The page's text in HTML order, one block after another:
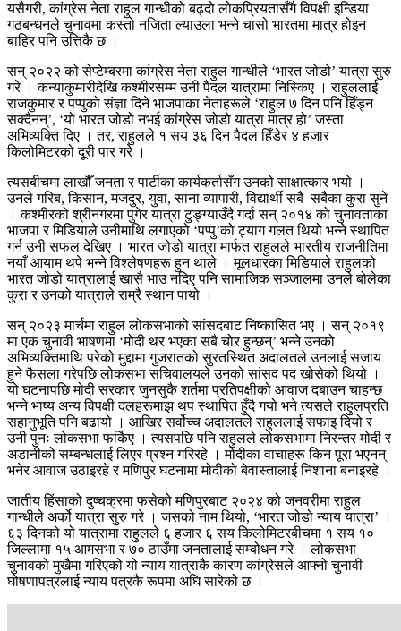
यसैगरी, कांग्रेस नेता राहुल गान्धीको बढ्दो लोकप्रियतासँगै विपक्षी इन्डिया
गठबन्धनले चुनावमा कस्तो नजिता ल्याउला भन्ने चासो भारतमा मात्र होइन
बाहिर पनि उत्तिकै छ ।
सन् २०२२ को सेप्टेम्बरमा कांग्रेस नेता राहुल गान्धीले ‘भारत जोडो’ यात्रा सुरु
गरे । कन्याकुमारीदेखि कश्मीरसम्म उनी पैदल यात्रामा निस्किए । राहुललाई
राजकुमार र पप्पुको संज्ञा दिने भाजपाका नेताहरूले ‘राहुल ७ दिन पनि हिँड्न
सक्दैनन्’, ‘यो भारत जोडो नभई कांग्रेस जोडो यात्रा मात्र हो’ जस्ता
अभिव्यक्ति दिए । तर, राहुलले १ सय ३६ दिन पैदल हिँडेर ४ हजार
किलोमिटरको दूरी पार गरे ।
त्यसबीचमा लाखौँ जनता र पार्टीका कार्यकर्तासँग उनको साक्षात्कार भयो ।
उनले गरिब, किसान, मजदुर, युवा, साना व्यापारी, विद्यार्थी सबै–सबैका कुरा सुने
। कश्मीरको श्रीनगरमा पुगेर यात्रा टुङ्ग्याउँदै गर्दा सन् २०१४ को चुनावताका
भाजपा र मिडियाले उनीमाथि लगाएको ‘पप्पु’को ट्याग गलत थियो भन्ने स्थापित
गर्न उनी सफल देखिए । भारत जोडो यात्रा मार्फत राहुलले भारतीय राजनीतिमा
नयाँ आयाम थपे भन्ने विश्लेषणहरू हुन थाले । मूलधारका मिडियाले राहुलको
भारत जोडो यात्रालाई खासै भाउ नदिए पनि सामाजिक सञ्जालमा उनले बोलेका
कुरा र उनको यात्राले राम्रै स्थान पायो ।
सन् २०२३ मार्चमा राहुल लोकसभाको सांसदबाट निष्कासित भए । सन् २०१९
मा एक चुनावी भाषणमा ‘मोदी थर भएका सबै चोर हुन्छन्’ भन्ने उनको
अभिव्यक्तिमाथि परेको मुद्दामा गुजरातको सुरतस्थित अदालतले उनलाई सजाय
हुने फैसला गरेपछि लोकसभा सचिवालयले उनको सांसद पद खोसेको थियो ।
यो घटनापछि मोदी सरकार जुनसुकै शर्तमा प्रतिपक्षीको आवाज दबाउन चाहन्छ
भन्ने भाष्य अन्य विपक्षी दलहरूमाझ थप स्थापित हुँदै गयो भने त्यसले राहुलप्रति
सहानुभूति पनि बढायो । आखिर सर्वोच्च अदालतले राहुललाई सफाइ दियो र
उनी पुनः लोकसभा फर्किए । त्यसपछि पनि राहुलले लोकसभामा निरन्तर मोदी र
अडानीको सम्बन्धलाई लिएर प्रश्न गरिरहे । मोदीका वाचाहरू किन पूरा भएनन्
भनेर आवाज उठाइरहे र मणिपुर घटनामा मोदीको बेवास्तालाई निशाना बनाइरहे ।
जातीय हिंसाको दुष्चक्रमा फसेको मणिपुरबाट २०२४ को जनवरीमा राहुल
गान्धीले अर्को यात्रा सुरु गरे । जसको नाम थियो, ‘भारत जोडो न्याय यात्रा’ ।
६३ दिनको यो यात्रामा राहुलले ६ हजार ६ सय किलोमिटरबीचमा १ सय १०
जिल्लामा १५ आमसभा र ७० ठाउँमा जनतालाई सम्बोधन गरे । लोकसभा
चुनावको मुखैमा गरिएको यो न्याय यात्राकै कारण कांग्रेसले आफ्नो चुनावी
घोषणापत्रलाई न्याय पत्रकै रूपमा अघि सारेको छ ।